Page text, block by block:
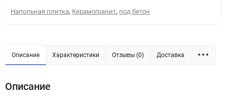
Напольная плитка, Керамогранит, под бетон
Описание Характеристики Отзывы (0) Доставка
Описание